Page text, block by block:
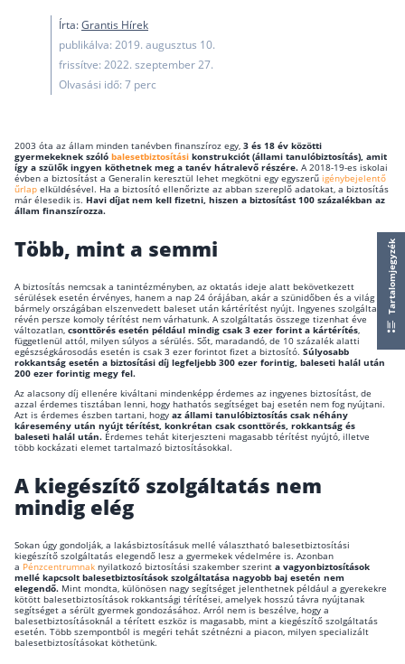
Nyugdíjbiztosítás
Nyugdíjbiztosítás vagy NYESZ? Melyik a jobb?
Nyugdíjbiztosítás adókedvezmény és adójóváírás
KATA Nyugdíj: így használd ki az
Nyugdíjbiztosítás hozamok
Életbiztosítások
Balesetbiztosítás
Kockázati életbiztosítás 🛡
Euróalapú megtakarításos életbiztosítás
Vegyes életbiztosítás
Egészségbiztosítás
Egészségbiztosítás cégeknek
Magán egészségbiztosítás 💊
Írta:Grantis Hírek
publikálva: 2019. augusztus 10.
frissítve: 2022. szeptember 27.
Olvasási idő: 7 perc
2003 óta az állam minden tanévben finanszíroz egy, 3 és 18 év közötti
gyermekeknek szóló balesetbiztosítási konstrukciót (állami tanulóbiztosítás), amit
így a szülők ingyen köthetnek meg a tanév hátralevő részére. A 2018-19-es iskolai
évben a biztosítást a Generalin keresztül lehet megkötni egy egyszerű igénybejelentő
űrlap elküldésével. Ha a biztosító ellenőrizte az abban szereplő adatokat, a biztosítás
már élesedik is. Havi díjat nem kell fizetni, hiszen a biztosítást 100 százalékban az
állam finanszírozza.
Több, mint a semmi
A biztosítás nemcsak a tanintézményben, az oktatás ideje alatt bekövetkezett
sérülések esetén érvényes, hanem a nap 24 órájában, akár a szünidőben és a világ
bármely országában elszenvedett baleset után kártérítést nyújt. Ingyenes szolgáltatás
révén persze komoly térítést nem várhatunk. A szolgáltatás összege tizenhat éve
változatlan, csonttörés esetén például mindig csak 3 ezer forint a kártérítés,
függetlenül attól, milyen súlyos a sérülés. Sőt, maradandó, de 10 százalék alatti
egészségkárosodás esetén is csak 3 ezer forintot fizet a biztosító. Súlyosabb
rokkantság esetén a biztosítási díj legfeljebb 300 ezer forintig, baleseti halál után
200 ezer forintig megy fel.
Az alacsony díj ellenére kiváltani mindenképp érdemes az ingyenes biztosítást, de
azzal érdemes tisztában lenni, hogy hathatós segítséget baj esetén nem fog nyújtani.
Azt is érdemes észben tartani, hogy az állami tanulóbiztosítás csak néhány
káresemény után nyújt térítést, konkrétan csak csonttörés, rokkantság és
baleseti halál után. Érdemes tehát kiterjeszteni magasabb térítést nyújtó, illetve
több kockázati elemet tartalmazó biztosításokkal.
A kiegészítő szolgáltatás nem
mindig elég
Sokan úgy gondolják, a lakásbiztosításuk mellé választható balesetbiztosítási
kiegészítő szolgáltatás elegendő lesz a gyermekek védelmére is. Azonban
a Pénzcentrumnak nyilatkozó biztosítási szakember szerint a vagyonbiztosítások
mellé kapcsolt balesetbiztosítások szolgáltatása nagyobb baj esetén nem
elegendő. Mint mondta, különösen nagy segítséget jelenthetnek például a gyerekekre
kötött balesetbiztosítások rokkantsági térítései, amelyek hosszú távra nyújtanak
segítséget a sérült gyermek gondozásához. Arról nem is beszélve, hogy a
balesetbiztosításoknál a térített eszköz is magasabb, mint a kiegészítő szolgáltatás
esetén. Több szempontból is megéri tehát szétnézni a piacon, milyen specializált
balesetbiztosításokat köthetünk.
Tartalomjegyzék